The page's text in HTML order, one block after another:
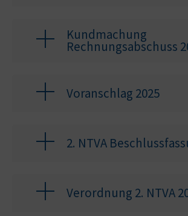
Kundmachung
Rechnungsabschuss
Voranschlag 2025
2. NTVA
Verordnung 2. NTVA